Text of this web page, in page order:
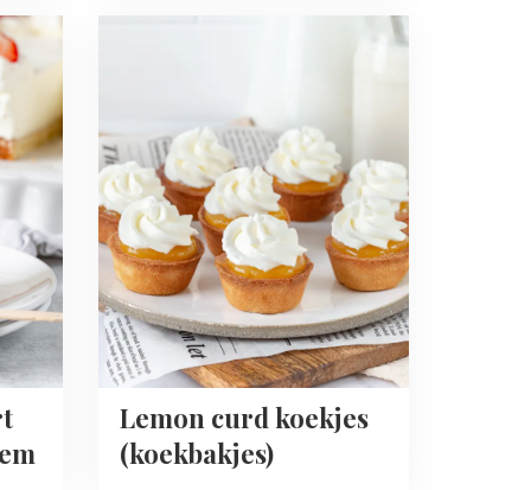
Lemon curd koekjes
(koekbakjes)
curd
koekjes
(koekbakjes)